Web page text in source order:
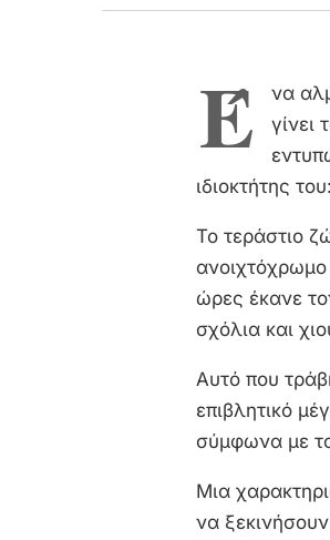
Έ να
γίνει
ιδιοκτήτης
Το τεράστιο
ανοιχτόχρωμο
ώρες έκανε
σχόλια και
Αυτό που
επιβλητικό
σύμφωνα με
Μια
να